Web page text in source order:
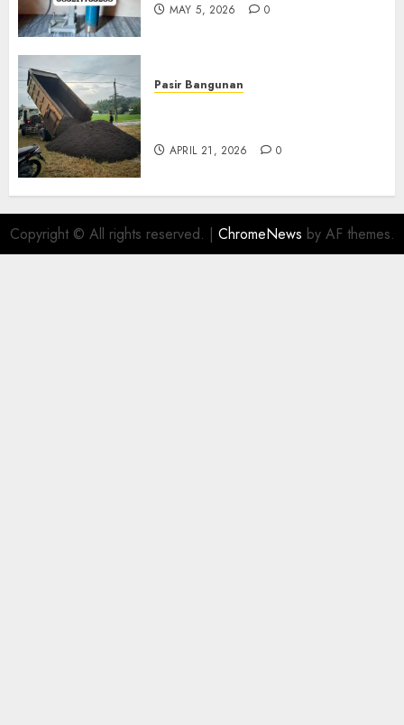
MAY 5, 2026 0
Pasir Bangunan
APRIL 21, 2026 0
Copyright © All rights reserved. | ChromeNews by AF themes.